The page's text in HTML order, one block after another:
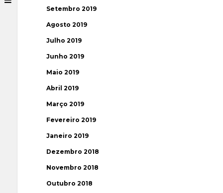
Setembro 2019
Agosto 2019
Julho 2019
Junho 2019
Maio 2019
Abril 2019
Março 2019
Fevereiro 2019
Janeiro 2019
Dezembro 2018
Novembro 2018
Outubro 2018